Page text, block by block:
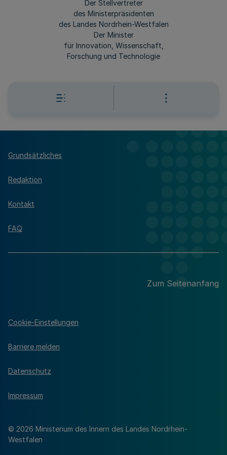
Der Stellvertreter
des Ministerpräsidenten
des Landes Nordrhein-Westfalen
Der Minister
für Innovation, Wissenschaft,
Forschung und Technologie
Grundsätzliches
Redaktion
Kontakt
FAQ
Zum Seitenanfang
© 2026 Ministerium des Innern des Landes Nordrhein-
Westfalen
Cookie-Einstellungen
Barriere melden
Datenschutz
Impressum